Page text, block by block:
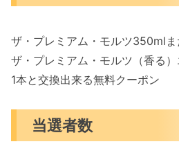
ザ・プレミアム・モルツ350mlま
ザ・プレミアム・モルツ（香る
1本と交換出来る無料クーポン
当選者数